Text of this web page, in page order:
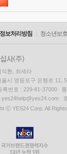
보처리방침 청소년보
석환, 최세라
울시 영등포구 은행로 11,
록번호 : 229-81-37000
yes24help@yes24.com
ⓒ YES24 Corp. All